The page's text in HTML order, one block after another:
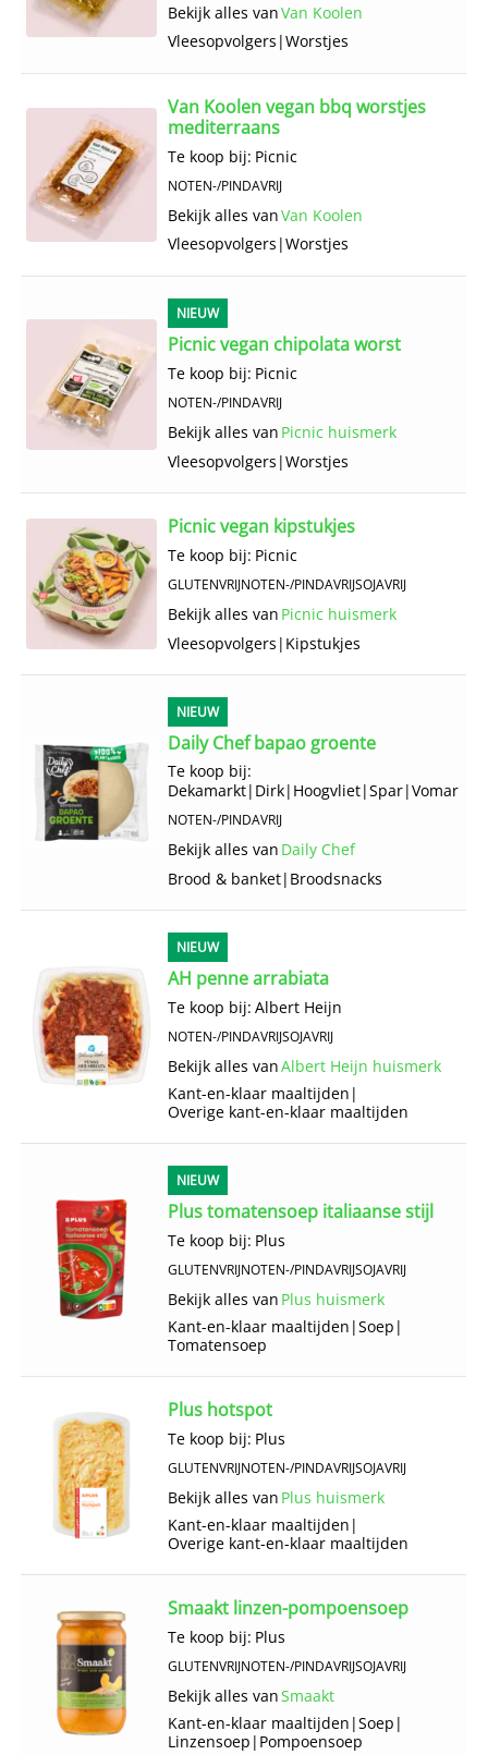
Bekijk alles vanVan Koolen
Vlees­opvolgers |Worstjes
Van Koolen vegan bbq worstjes
mediterraans
Te koop bij: Picnic
NOTEN-/PINDAVRIJ
Bekijk alles vanVan Koolen
Vlees­opvolgers |Worstjes
NIEUW
Picnic vegan chipolata worst
Te koop bij: Picnic
NOTEN-/PINDAVRIJ
Bekijk alles van Picnic huismerk
Vlees­opvolgers |Worstjes
Picnic vegan kipstukjes
Te koop bij: Picnic
GLUTENVRIJNOTEN-/PINDAVRIJSOJAVRIJ
Bekijk alles van Picnic huismerk
Vlees­opvolgers | Kipstukjes
NIEUW
Daily Chef bapao groente
Te koop bij:
Dekamarkt| Dirk| Hoogvliet|Spar|Vomar
NOTEN-/PINDAVRIJ
Bekijk alles van Daily Chef
Brood & banket| Broodsnacks
NIEUW
AH penne arrabiata
Te koop bij: Albert Heijn
NOTEN-/PINDAVRIJSOJAVRIJ
Bekijk alles vanAlbert Heijn huismerk
Kant-en-klaar maaltijden |
Overige kant-en-klaar maaltijden
NIEUW
Plus tomatensoep italiaanse stijl
Te koop bij: Plus
GLUTENVRIJNOTEN-/PINDAVRIJSOJAVRIJ
Bekijk alles van Plus huismerk
Kant-en-klaar maaltijden |Soep |
Tomatensoep
Plus hotspot
Te koop bij: Plus
GLUTENVRIJNOTEN-/PINDAVRIJSOJAVRIJ
Bekijk alles van Plus huismerk
Kant-en-klaar maaltijden |
Overige kant-en-klaar maaltijden
Smaakt linzen-pompoensoep
Te koop bij: Plus
GLUTENVRIJNOTEN-/PINDAVRIJSOJAVRIJ
Bekijk alles vanSmaakt
Kant-en-klaar maaltijden |Soep |
Linzensoep | Pompoensoep